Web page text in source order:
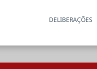
DELIBERAÇÕES